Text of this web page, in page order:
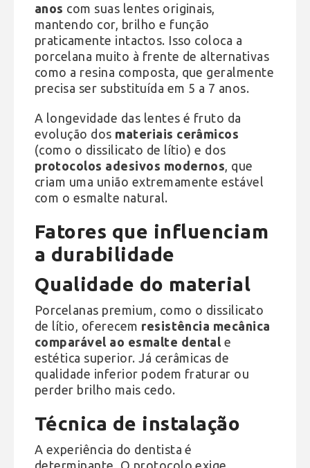
anos com suas lentes originais,
mantendo cor, brilho e função
praticamente intactos. Isso coloca a
porcelana muito à frente de alternativas
como a resina composta, que geralmente
precisa ser substituída em 5 a 7 anos.
A longevidade das lentes é fruto da
evolução dos materiais cerâmicos
(como o dissilicato de lítio) e dos
protocolos adesivos modernos , que
criam uma união extremamente estável
com o esmalte natural.
Fatores que influenciam
a durabilidade
Qualidade do material
Porcelanas premium, como o dissilicato
de lítio, oferecem resistência mecânica
comparável ao esmalte dental e
estética superior. Já cerâmicas de
qualidade inferior podem fraturar ou
perder brilho mais cedo.
Técnica de instalação
A experiência do dentista é
determinante. O protocolo exige